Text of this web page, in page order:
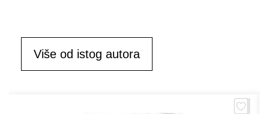
Više od istog autora